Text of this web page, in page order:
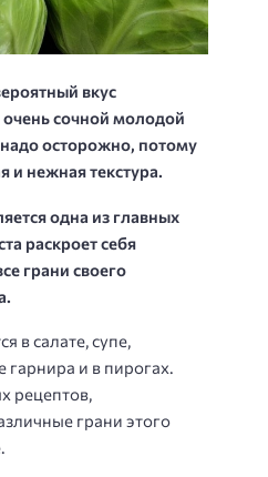
вкус
сочной молодой
надо осторожно, потому
и нежная текстура.
одна из главных
раскроет себя
грани своего
в салате, супе,
гарнира и в пирогах.
рецептов,
грани этого